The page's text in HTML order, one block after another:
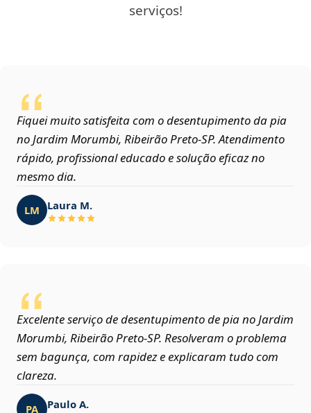
serviços!
Fiquei muito satisfeita com o desentupimento da pia
no Jardim Morumbi, Ribeirão Preto‑SP. Atendimento
rápido, profissional educado e solução eficaz no
mesmo dia.
LM Laura M.
Excelente serviço de desentupimento de pia no Jardim
Morumbi, Ribeirão Preto‑SP. Resolveram o problema
sem bagunça, com rapidez e explicaram tudo com
clareza.
PA Paulo A.